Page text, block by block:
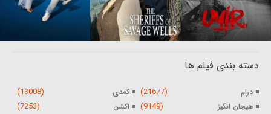
دسته بندی فیلم ها
درام (21677) کمدی (13008)
هیجان انگیز (9149) اکشن (7253)